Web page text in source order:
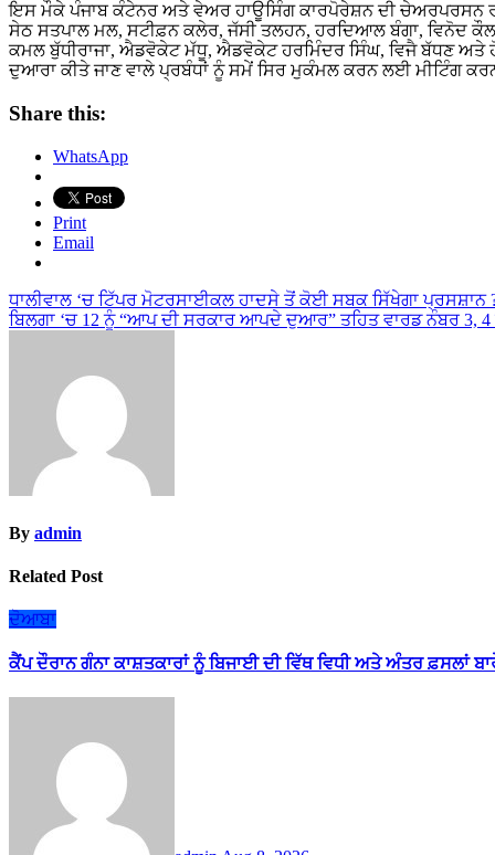
ਇਸ ਮੌਕੇ ਪੰਜਾਬ ਕੰਟੇਨਰ ਅਤੇ ਵੇਅਰ ਹਾਊਸਿੰਗ ਕਾਰਪੋਰੇਸ਼ਨ ਦੀ ਚੇਅਰਪਰਸਨ
ਸੇਠ ਸਤਪਾਲ ਮਲ, ਸਟੀਫ਼ਨ ਕਲੇਰ, ਜੱਸੀ ਤਲਹਨ, ਹਰਦਿਆਲ ਬੰਗਾ, ਵਿਨੋਦ
ਕਮਲ ਬੁੱਧੀਰਾਜਾ, ਐਡਵੋਕੇਟ ਮੱਧੂ, ਐਡਵੋਕੇਟ ਹਰਮਿੰਦਰ ਸਿੰਘ, ਵਿਜੈ ਬੱਧਣ ਅਤੇ
ਦੁਆਰਾ ਕੀਤੇ ਜਾਣ ਵਾਲੇ ਪ੍ਰਬੰਧਾਂ ਨੂੰ ਸਮੇਂ ਸਿਰ ਮੁਕੰਮਲ ਕਰਨ ਲਈ ਮੀਟਿੰਗ
Share this:
WhatsApp
Print
Email
Post
navigation
ਧਾਲੀਵਾਲ ‘ਚ ਟਿੱਪਰ ਮੋਟਰਸਾਈਕਲ ਹਾਦਸੇ ਤੋਂ ਕੋਈ ਸਬਕ ਸਿੱਖੇਗਾ ਪ੍ਰਸਸ਼ਾਨ
ਬਿਲਗਾ ‘ਚ 12 ਨੂੰ “ਆਪ ਦੀ ਸਰਕਾਰ ਆਪਦੇ ਦੁਆਰ” ਤਹਿਤ ਵਾਰਡ ਨੰਬਰ 3,
By admin
Related Post
ਦੋਆਬਾ
ਕੈਂਪ ਦੌਰਾਨ ਗੰਨਾ ਕਾਸ਼ਤਕਾਰਾਂ ਨੂੰ ਬਿਜਾਈ ਦੀ ਵਿੱਥ ਵਿਧੀ ਅਤੇ ਅੰਤਰ ਫ਼ਸਲਾਂ